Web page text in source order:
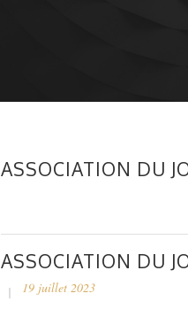
ASSOCIATION DU
ASSOCIATION DU
19 juillet 2023